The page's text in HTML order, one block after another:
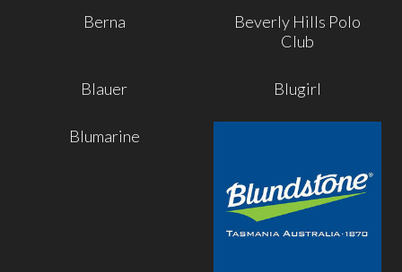
Berna
Beverly Hills Polo
Club
Blauer Blugirl
Blumarine